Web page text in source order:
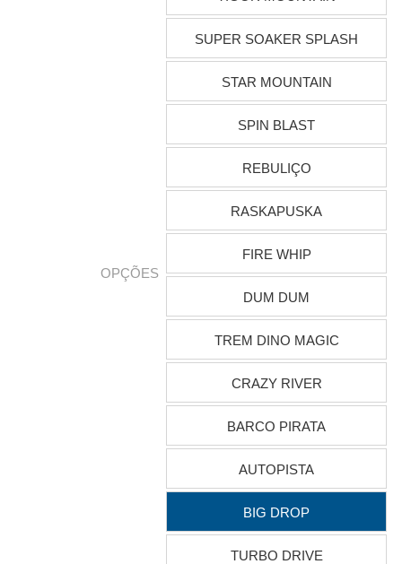
OPÇÕES
SUPER SOAKER SPLASH
STAR MOUNTAIN
SPIN BLAST
REBULIÇO
RASKAPUSKA
FIRE WHIP
DUM DUM
TREM DINO MAGIC
CRAZY RIVER
BARCO PIRATA
AUTOPISTA
BIG DROP
TURBO DRIVE